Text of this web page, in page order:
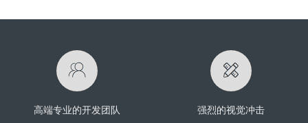
求的App意味着生产力水平的增强。如果你有一个
它的成本被提高效率的承诺抵消。如果您的组织有
保证定制软件开发的足够独特的需求，那么定制一
个解决方案会是一个明智的做法，而不要满足于一
那么你可能就不能直接拿来使用，通常这类网站模
的系统之后，下载MetInfo的网站模板，解压开就会
发现里面有许多的php动态网页文件，这些我们都
不需要管，只需要将下载解压的文件夹：如下方
（文件夹名字可能不一样），可以使用FTP工具上
传
进行宣传推广去发展潜在的客源，让更多的潜在消
费者发现这个电商网站的存在，并吸引过来。其次
是电商时代的一个特性，电商网站建设可以通过互
联网去拓展市场，在电子商务发展迅猛的今天，市
空间。最后一点，不得不说的就是互联网对于人们
高端专业的开发团队 强烈的视觉冲击